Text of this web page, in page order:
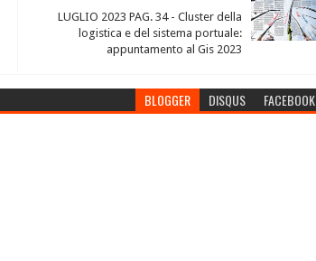
LUGLIO 2023 PAG. 34 - Cluster della
logistica e del sistema portuale:
appuntamento al Gis 2023
BLOGGER DISQUS FACEBOOK